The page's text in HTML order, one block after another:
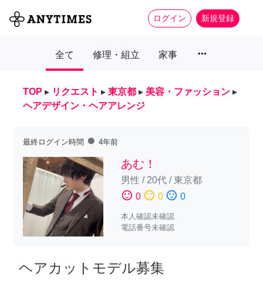
ログイン 新規登録
全て 修理・組立 家事 more_horiz
TOP ▸ リクエスト ▸ 東京都 ▸ 美容・ファッション ▸
ヘアデザイン・ヘアアレンジ
最終ログイン時間 fiber_manual_record 4年前
あむ！
男性 / 20代/東京都
sentiment_satisfied 0 sentiment_neutral 0 sentiment_dissatisfied 0
本人確認未確認
電話番号未確認
ヘアカットモデル募集